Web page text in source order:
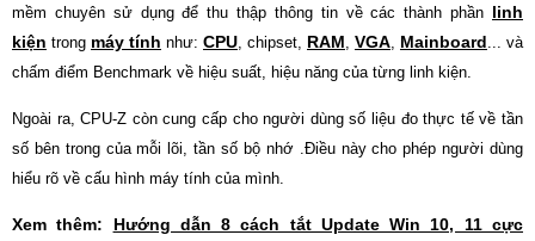
mềm chuyên sử dụng để thu thập thông tin về các thành phần linh
kiện trong máy tính như: CPU , chipset, RAM VGA Mainboard ... và
chấm điểm Benchmark về hiệu suất, hiệu năng của từng linh kiện.
Ngoài ra, CPU-Z còn cung cấp cho người dùng số liệu đo thực tế về tần
số bên trong của mỗi lõi, tần số bộ nhớ .Điều này cho phép người dùng
hiểu rõ về cấu hình máy tính của mình.
Xem thêm: Hướng dẫn 8 cách tắt Update Win 10, 11 cực